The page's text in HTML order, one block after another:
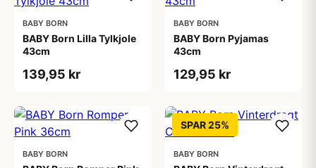
BABY BORN
BABY Born Lilla Tylkjole
43cm
139,95 kr
BABY BORN
BABY Born Pyjamas
43cm
129,95 kr
BABY BORN
SPAR 25%
BABY BORN